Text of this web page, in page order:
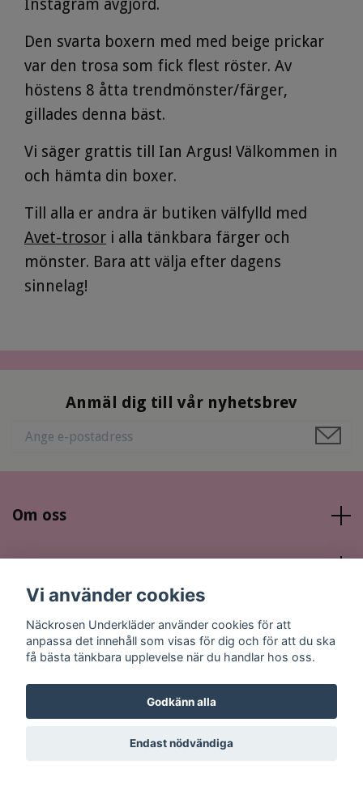
Instagram avgjord.
Den svarta boxern med med beige prickar
var den trosa som fick flest röster. Av
höstens 8 åtta trendmönster/färger,
gillades denna bäst.
Vi säger grattis till Ian Argus! Välkommen in
och hämta din boxer.
Till alla er andra är butiken välfylld med
Avet-trosor i alla tänkbara färger och
mönster. Bara att välja efter dagens
sinnelag!
Anmäl dig till vår nyhetsbrev
Om oss
Sociala medier
© 2026 Näckrosen Underkläder
Vi använder cookies
Näckrosen Underkläder använder cookies för att
anpassa det innehåll som visas för dig och för att du ska
få bästa tänkbara upplevelse när du handlar hos oss.
Godkänn alla
Endast nödvändiga